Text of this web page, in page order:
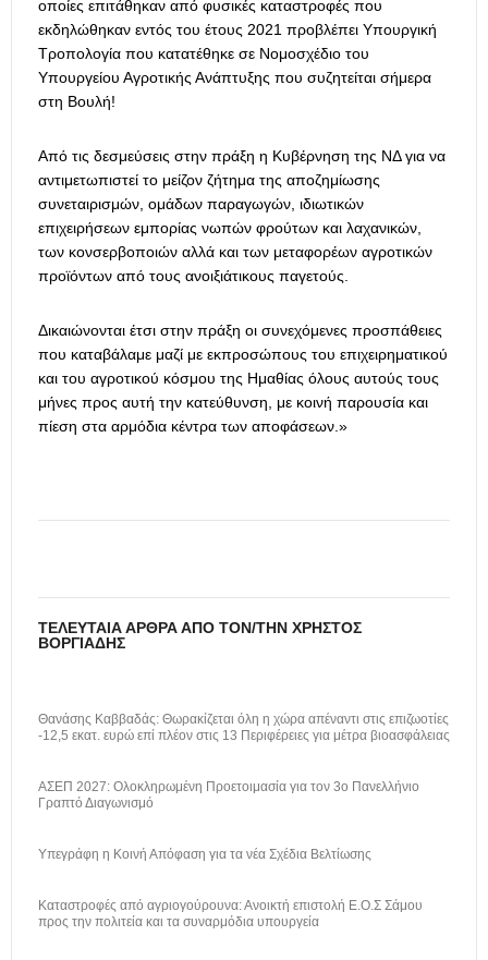
οποίες επιτάθηκαν από φυσικές καταστροφές που
εκδηλώθηκαν εντός του έτους 2021 προβλέπει Υπουργική
Τροπολογία που κατατέθηκε σε Νομοσχέδιο του
Υπουργείου Αγροτικής Ανάπτυξης που συζητείται σήμερα
στη Βουλή!
Από τις δεσμεύσεις στην πράξη η Κυβέρνηση της ΝΔ για να
αντιμετωπιστεί το μείζον ζήτημα της αποζημίωσης
συνεταιρισμών, ομάδων παραγωγών, ιδιωτικών
επιχειρήσεων εμπορίας νωπών φρούτων και λαχανικών,
των κονσερβοποιών αλλά και των μεταφορέων αγροτικών
προϊόντων από τους ανοιξιάτικους παγετούς.
Δικαιώνονται έτσι στην πράξη οι συνεχόμενες προσπάθειες
που καταβάλαμε μαζί με εκπροσώπους του επιχειρηματικού
και του αγροτικού κόσμου της Ημαθίας όλους αυτούς τους
μήνες προς αυτή την κατεύθυνση, με κοινή παρουσία και
πίεση στα αρμόδια κέντρα των αποφάσεων.»
ΤΕΛΕΥΤΑΊΑ ΆΡΘΡΑ ΑΠΌ ΤΟΝ/ΤΗΝ ΧΡΉΣΤΟΣ
ΒΟΡΓΙΆΔΗΣ
Θανάσης Καββαδάς: Θωρακίζεται όλη η χώρα απέναντι στις επιζωοτίες
-12,5 εκατ. ευρώ επί πλέον στις 13 Περιφέρειες για μέτρα βιοασφάλειας
ΑΣΕΠ 2027: Ολοκληρωμένη Προετοιμασία για τον 3ο Πανελλήνιο
Γραπτό Διαγωνισμό
Υπεγράφη η Κοινή Απόφαση για τα νέα Σχέδια Βελτίωσης
Καταστροφές από αγριογούρουνα: Ανοικτή επιστολή Ε.Ο.Σ Σάμου
προς την πολιτεία και τα συναρμόδια υπουργεία